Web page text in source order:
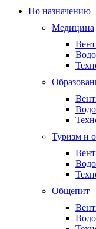
По назначению
Медицина
Туризм и
Общепит